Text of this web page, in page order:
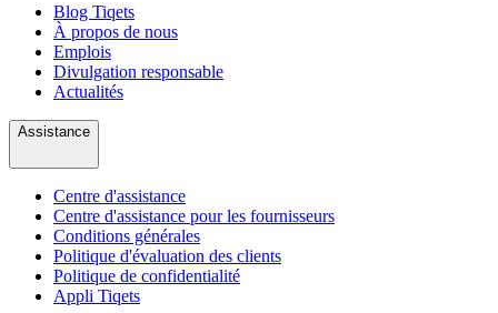
Blog Tiqets
À propos de nous
Emplois
Divulgation responsable
Actualités
Assistance
Centre d'assistance
Centre d'assistance pour les fournisseurs
Conditions générales
Politique d'évaluation des clients
Politique de confidentialité
Appli Tiqets